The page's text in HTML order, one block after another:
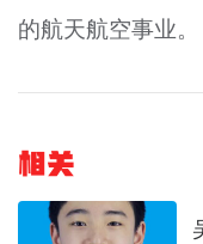
的航天航空事业。
相关